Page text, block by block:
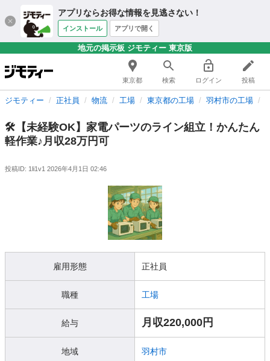
アプリならお得な情報を見逃さない！
インストール アプリで開く
地元の掲示板 ジモティー 東京版
東京都 検索 ログイン 投稿
ジモティー 正社員 物流 工場 東京都の工場 羽村市の工場
🛠【未経験OK】家電パーツのライン組立！かんたん
軽作業♪月収28万円可
投稿ID: 1li1v1 2026年4月1日 02:46
雇用形態 正社員
職種 工場
給与 月収220,000円
地域 羽村市